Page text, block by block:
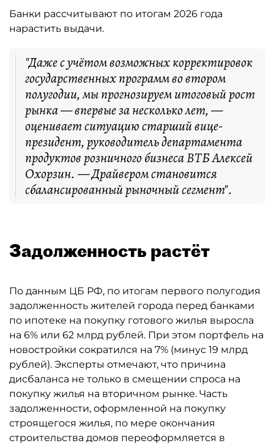
Банки рассчитывают по итогам 2026 года
нарастить выдачи.
"Даже с учётом возможных корректировок
государственных программ во втором
полугодии, мы прогнозируем итоговый рост
рынка — впервые за несколько лет, —
оценивает ситуацию старший вице-
президент, руководитель департамента
продуктов розничного бизнеса ВТБ Алексей
Охорзин. — Драйвером становится
сбалансированный рыночный сегмент".
Задолженность растёт
По данным ЦБ РФ, по итогам первого полугодия
задолженность жителей города перед банками
по ипотеке на покупку готового жилья выросла
на 6% или 62 млрд рублей. При этом портфель на
новостройки сократился на 7% (минус 19 млрд
рублей). Эксперты отмечают, что причина
дисбаланса не только в смещении спроса на
покупку жилья на вторичном рынке. Часть
задолженности, оформленной на покупку
строящегося жилья, по мере окончания
строительства домов переоформляется в